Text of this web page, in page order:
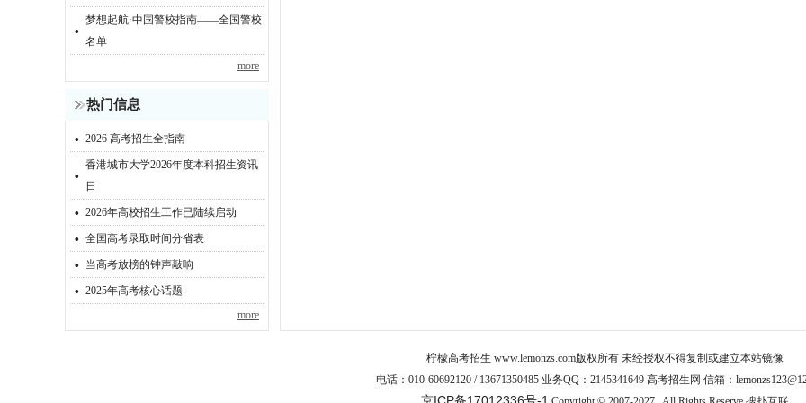
· 梦想起航·中国警校指南——全国警校
名单
more
热门信息
· 2026 高考招生全指南
· 香港城市大学2026年度本科招生资讯
日
· 2026年高校招生工作已陆续启动
· 全国高考录取时间分省表
· 当高考放榜的钟声敲响
· 2025年高考核心话题
more
柠檬高考招生 www.lemonzs.com版权所有 未经授权不得复制或建立本站镜像
电话：010-60692120 / 13671350485 业务QQ：2145341649 高考招生网 信箱：